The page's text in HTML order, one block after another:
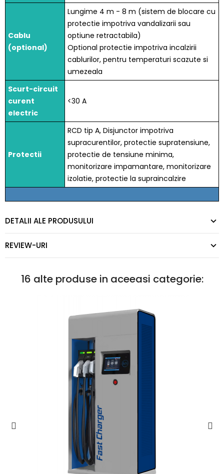
Cablu
(optional)
Lungime 4 m - 8 m (sistem de blocare cu
protectie impotriva vandalizarii sau
optiune retractabila)
Optional protectie impotriva incalzirii
cablurilor, pentru temperaturi scazute si
umezeala
Scurt-circuit
curent
electric
<30 A
Protectii
RCD tip A, Disjunctor impotriva
supracurentilor, protectie supratensiune,
protectie de tensiune minima,
monitorizare impamantare, monitorizare
izolatie, protectie la supraincalzire
DETALII ALE PRODUSULUI
REVIEW-URI
16 alte produse in aceeasi categorie: